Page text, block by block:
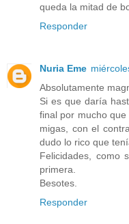
queda la mitad de
Responder
Nuria Eme
Absolutamente
Si es que daría
final por mucho
migas, con el
dudo lo rico que
Felicidades, como
primera.
Besotes.
Responder